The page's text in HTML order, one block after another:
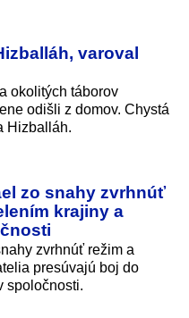
varoval
okolitých táborov
odišli z domov. Chystá
Hizballáh.
zo snahy zvrhnúť
krajiny a
zvrhnúť režim a
presúvajú boj do
spoločnosti.